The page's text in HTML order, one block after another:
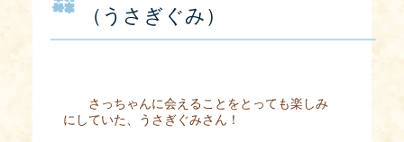
（うさぎぐみ）
さっちゃんに会えることをとっても楽しみ
にしていた、うさぎぐみさん！